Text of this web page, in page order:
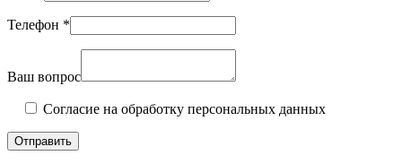
Телефон *
Ваш вопрос
Согласие на обработку персональных данных